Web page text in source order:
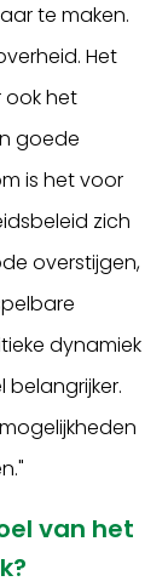
te maken.
Het
ook het
goede
is het voor
zich
overstijgen,
dynamiek
van het